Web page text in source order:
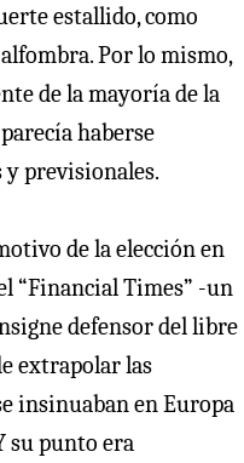
estallido, como
Por lo mismo,
de la mayoría de la
haberse
previsionales.
de la elección en
“Financial Times” -un
defensor del libre
extrapolar las
insinuaban en Europa
su punto era